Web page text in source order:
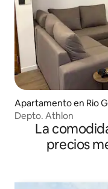
Apartamento en Rio
Depto. Athlon
La
precios